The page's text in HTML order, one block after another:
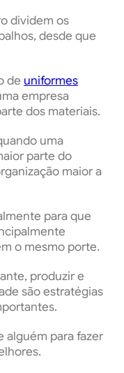
dividem os
desde que
de uniformes
empresa
dos materiais.
uma
parte do
maior a
para que
o mesmo porte.
produzir e
são estratégias
alguém para fazer